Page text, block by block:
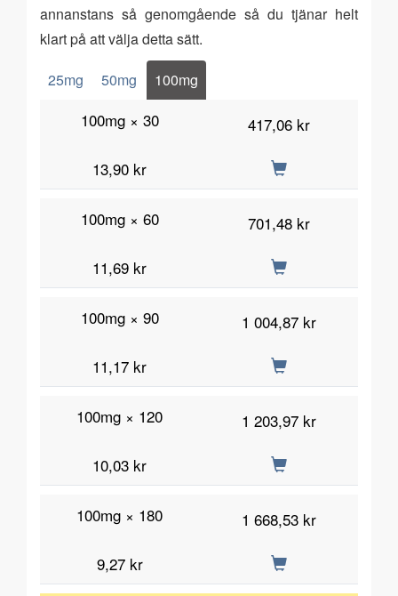
annanstans så genomgående så du tjänar helt
klart på att välja detta sätt.
25mg
50mg 100mg
100mg × 30
417,06 kr
13,90 kr
100mg × 60
701,48 kr
11,69 kr
100mg × 90
1 004,87 kr
11,17 kr
100mg × 120
1 203,97 kr
10,03 kr
100mg × 180
1 668,53 kr
9,27 kr